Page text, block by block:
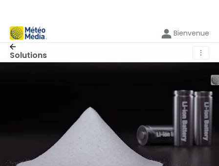
Bienvenue
Solutions ⋮